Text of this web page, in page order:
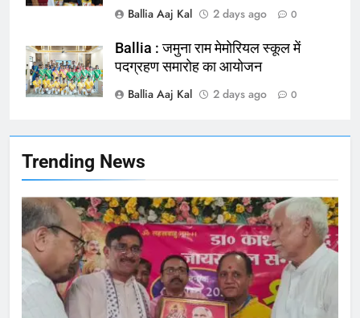
Trending News
Ballia : न्याय की मांग: सड़क पर उतरे
NATIONAL बलिया
165
बलिया को मिलेगी नई ट्रेन की सौगात
NATIONAL
166
Ballia : कर्ज के बोझ तले दबे कारोबारी ने
फांसी लगाकर दी जान
NATIONAL बलिया
Ballia Aaj Kal
2 days ago 0
Ballia : जमुना राम मेमोरियल स्कूल में
पदग्रहण समारोह का आयोजन
Ballia Aaj Kal
2 days ago 0